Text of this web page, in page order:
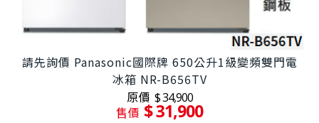
請先詢價 Panasonic國際牌 650公升1級變頻雙門電
冰箱 NR-B656TV
原價 $ 34,900
售價 $ 31,900